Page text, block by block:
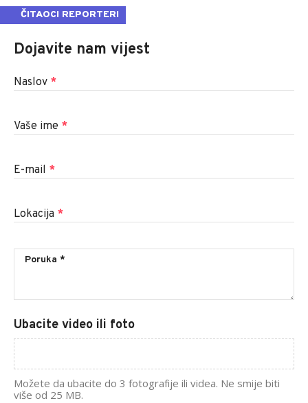
ČITAOCI REPORTERI
Dojavite nam vijest
Naslov *
Vaše ime *
E-mail *
Lokacija *
Ubacite video ili foto
Možete da ubacite do 3 fotografije ili videa. Ne smije biti
više od 25 MB.